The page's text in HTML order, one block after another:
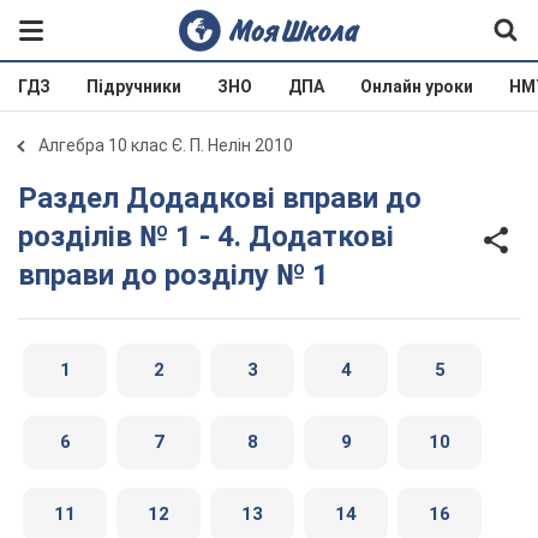
ГДЗ Підручники ЗНО ДПА Онлайн уроки
Алгебра 10 клас Є. П. Нелін 2010
Раздел Додадкові вправи до
розділів № 1 - 4. Додаткові
вправи до розділу № 1
1 2 3 4 5
6 7 8 9 10
11 12 13 14 16